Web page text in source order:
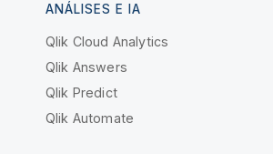
ANÁLISES E IA
Qlik Cloud Analytics
Qlik Answers
Qlik Predict
Qlik Automate